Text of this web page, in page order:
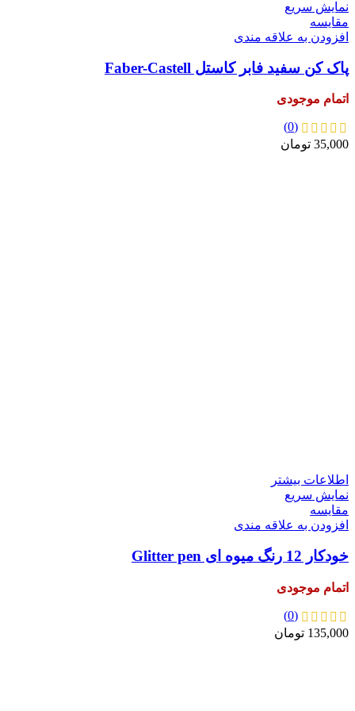
نمایش سریع
مقايسه
افزودن به علاقه مندی
پاک کن سفید فابر کاستل Faber-Castell
اتمام موجودی
(0)
35,000 تومان
اطلاعات بیشتر
نمایش سریع
مقايسه
افزودن به علاقه مندی
خودکار 12 رنگ میوه ای Glitter pen
اتمام موجودی
(0)
135,000 تومان